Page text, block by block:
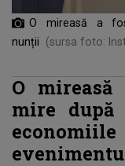
O mireasă a
nunții
(sursa foto:
O mireasă
mire